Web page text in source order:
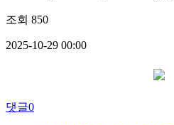
조회 850
2025-10-29 00:00
댓글0